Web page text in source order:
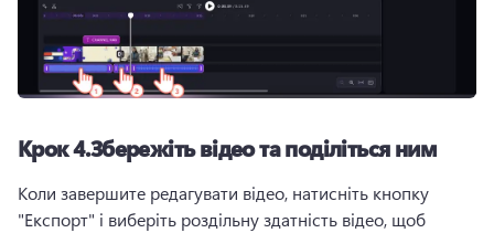
Крок 4.Збережіть відео та поділіться ним
Коли завершите редагувати відео, натисніть кнопку
"Експорт" і виберіть роздільну здатність відео, щоб